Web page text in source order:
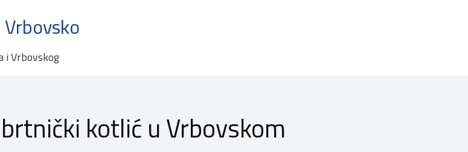
i Vrbovskog
kotlić u Vrbovskom